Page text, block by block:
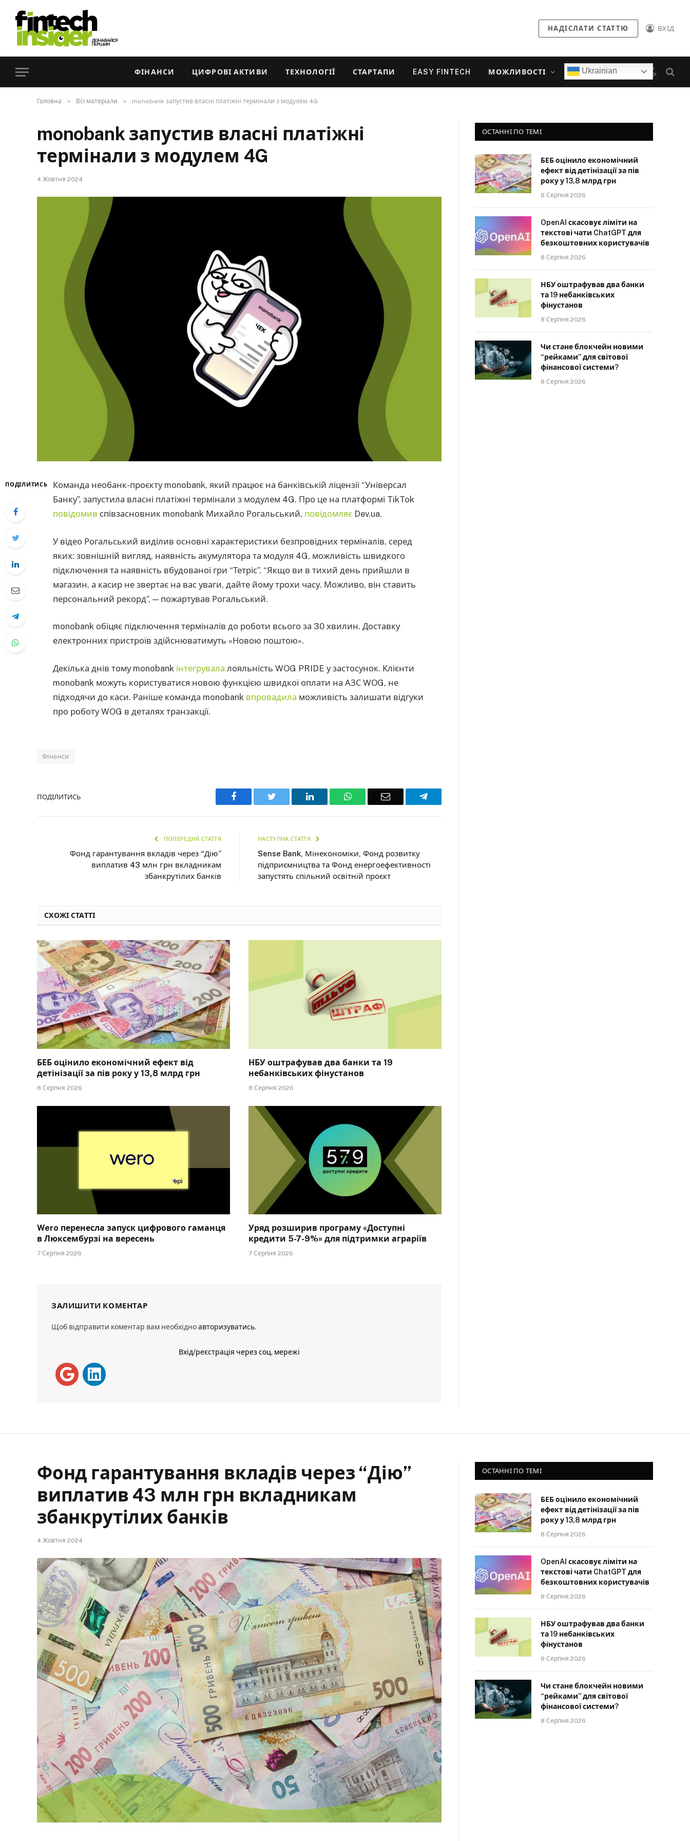
НАДІСЛАТИ СТАТТЮ ВХІД
ФІНАНСИ ЦИФРОВІ АКТИВИ ТЕХНОЛОГІЇ СТАРТАПИ EASY FINTECH МОЖЛИВОСТІ Ukrainian
Головна » Всі матеріали » monobank запустив власні платіжні термінали з модулем 4G
monobank запустив власні платіжні
термінали з модулем 4G
4 Жовтня 2024
ПОДІЛИТИСЬ
Команда необанк-проєкту monobank, який працює на банківській ліцензії “Універсал
Банку”, запустила власні платіжні термінали з модулем 4G. Про це на платформі TikTok
повідомив співзасновник monobank Михайло Рогальський, повідомляє Dev.ua.
У відео Рогальський виділив основні характеристики безпровідних терміналів, серед
яких: зовнішній вигляд, наявність акумулятора та модуля 4G, можливість швидкого
підключення та наявність вбудованої гри “Тетріс”. “Якщо ви в тихий день прийшли в
магазин, а касир не звертає на вас уваги, дайте йому трохи часу. Можливо, він ставить
персональний рекорд”, — пожартував Рогальський.
monobank обіцяє підключення терміналів до роботи всього за 30 хвилин. Доставку
електронних пристроїв здійснюватимуть «Новою поштою».
Декілька днів тому monobank інтегрувала лояльність WOG PRIDE у застосунок. Клієнти
monobank можуть користуватися новою функцією швидкої оплати на АЗС WOG, не
підходячи до каси. Раніше команда monobank впровадила можливість залишати відгуки
про роботу WOG в деталях транзакції.
Фінанси
ПОДІЛИТИСЬ Facebook Twitter LinkedIn WhatsAppEmail Telegram
ПОПЕРЕДНЯ СТАТТЯ
Фонд гарантування вкладів через “Дію”
виплатив 43 млн грн вкладникам
збанкрутілих банків
НАСТУПНА СТАТТЯ
Sense Bank, Мінекономіки, Фонд розвитку
підприємництва та Фонд енергоефективності
запустять спільний освітній проєкт
СХОЖІ СТАТТІ
БЕБ оцінило економічний ефект від
детінізації за пів року у 13,8 млрд грн
8 Серпня 2026
НБУ оштрафував два банки та 19
небанківських фінустанов
8 Серпня 2026
Wero перенесла запуск цифрового гаманця
в Люксембурзі на вересень
7 Серпня 2026
Уряд розширив програму «Доступні
кредити 5-7-9%» для підтримки аграріїв
7 Серпня 2026
ЗАЛИШИТИ КОМЕНТАР
Щоб відправити коментар вам необхідноавторизуватись.
Вхід/реєстрація через соц. мережі
ОСТАННІ ПО ТЕМІ
БЕБ оцінило економічний
ефект від детінізації за пів
року у 13,8 млрд грн
8 Серпня 2026
OpenAI скасовує ліміти на
текстові чати ChatGPT для
безкоштовних користувачів
8 Серпня 2026
НБУ оштрафував два банки
та 19 небанківських
фінустанов
8 Серпня 2026
Чи стане блокчейн новими
“рейками” для світової
фінансової системи?
8 Серпня 2026
Фонд гарантування вкладів через “Дію”
виплатив 43 млн грн вкладникам
збанкрутілих банків
4 Жовтня 2024
ОСТАННІ ПО ТЕМІ
БЕБ оцінило економічний
ефект від детінізації за пів
року у 13,8 млрд грн
8 Серпня 2026
OpenAI скасовує ліміти на
текстові чати ChatGPT для
безкоштовних користувачів
8 Серпня 2026
НБУ оштрафував два банки
та 19 небанківських
фінустанов
8 Серпня 2026
Чи стане блокчейн новими
“рейками” для світової
фінансової системи?
8 Серпня 2026